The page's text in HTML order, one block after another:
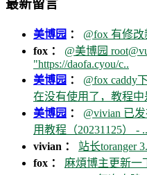
最新留言
美博园 ： @fox 有修
fox ： @美博园
"https://daofa.cyou/c..
美博园 ： @fox caddy
在没有使用了，教程中
美博园 ： @vivian 已
用教程（20231125） - ..
vivian ： 站长toranger
fox ： 麻煩博主更新一